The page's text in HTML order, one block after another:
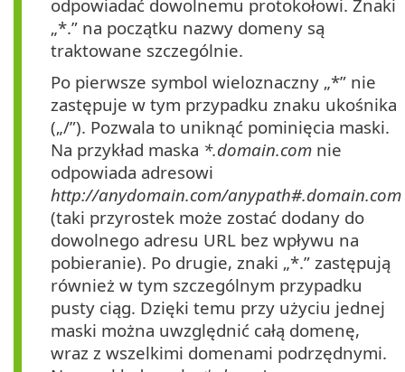
odpowiadać dowolnemu protokołowi. Znaki
„*.” na początku nazwy domeny są
traktowane szczególnie.
Po pierwsze symbol wieloznaczny „*” nie
zastępuje w tym przypadku znaku ukośnika
(„/”). Pozwala to uniknąć pominięcia maski.
Na przykład maska *.domain.com nie
odpowiada adresowi
http://anydomain.com/anypath#.domain.com
(taki przyrostek może zostać dodany do
dowolnego adresu URL bez wpływu na
pobieranie). Po drugie, znaki „*.” zastępują
również w tym szczególnym przypadku
pusty ciąg. Dzięki temu przy użyciu jednej
maski można uwzględnić całą domenę,
wraz z wszelkimi domenami podrzędnymi.